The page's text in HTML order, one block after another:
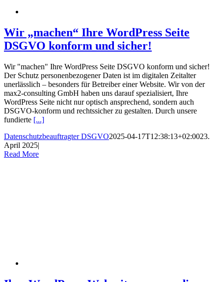
Wir „machen“ Ihre WordPress Seite
DSGVO konform und sicher!
Wir "machen" Ihre WordPress Seite DSGVO konform und sicher!
Der Schutz personenbezogener Daten ist im digitalen Zeitalter
unerlässlich – besonders für Betreiber einer Website. Wir von der
max2-consulting GmbH haben uns darauf spezialisiert, Ihre
WordPress Seite nicht nur optisch ansprechend, sondern auch
DSGVO-konform und rechtssicher zu gestalten. Durch unsere
fundierte [...]
Datenschutzbeauftragter DSGVO2025-04-17T12:38:13+02:0023.
April 2025|
Read More